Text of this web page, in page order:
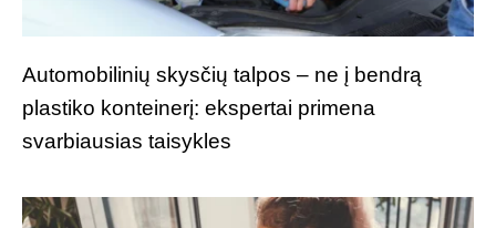
Automobilinių skysčių talpos – ne į bendrą
plastiko konteinerį: ekspertai primena
svarbiausias taisykles